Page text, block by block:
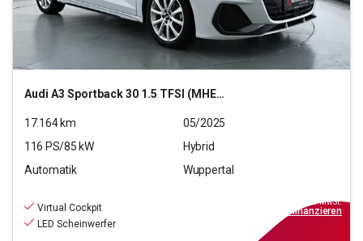
Audi A3 Sportback 30 1.5 TFSI (MHEV) S line
17.164km
05/2025
116 PS/85 kW
Hybrid
Automatik
Wuppertal
Virtual Cockpit
LED Scheinwerfer
inkl.MwSt.
finanzieren